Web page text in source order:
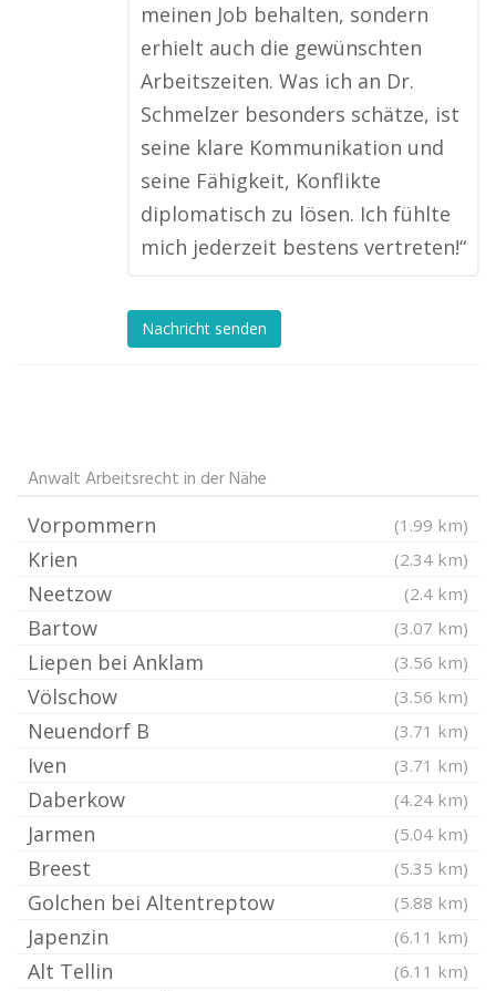
meinen Job behalten, sondern
erhielt auch die gewünschten
Arbeitszeiten. Was ich an Dr.
Schmelzer besonders schätze, ist
seine klare Kommunikation und
seine Fähigkeit, Konflikte
diplomatisch zu lösen. Ich fühlte
mich jederzeit bestens vertreten!“
Nachricht senden
Anwalt Arbeitsrecht in der Nähe
Vorpommern (1.99 km)
Krien (2.34 km)
Neetzow (2.4 km)
Bartow (3.07 km)
Liepen bei Anklam (3.56 km)
Völschow (3.56 km)
Neuendorf B (3.71 km)
Iven (3.71 km)
Daberkow (4.24 km)
Jarmen (5.04 km)
Breest (5.35 km)
Golchen bei Altentreptow (5.88 km)
Japenzin (6.11 km)
Alt Tellin (6.11 km)